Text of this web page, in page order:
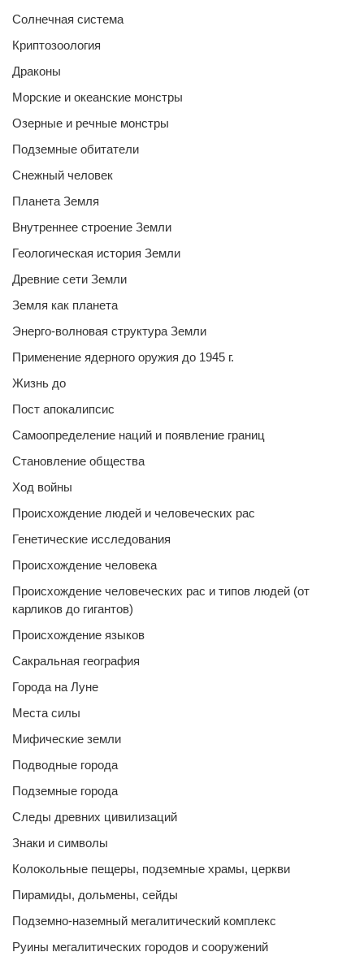
Солнечная система
Криптозоология
Драконы
Морские и океанские монстры
Озерные и речные монстры
Подземные обитатели
Снежный человек
Планета Земля
Внутреннее строение Земли
Геологическая история Земли
Древние сети Земли
Земля как планета
Энерго-волновая структура Земли
Применение ядерного оружия до 1945 г.
Жизнь до
Пост апокалипсис
Самоопределение наций и появление границ
Становление общества
Ход войны
Происхождение людей и человеческих рас
Генетические исследования
Происхождение человека
Происхождение человеческих рас и типов людей (от
карликов до гигантов)
Происхождение языков
Сакральная география
Города на Луне
Места силы
Мифические земли
Подводные города
Подземные города
Следы древних цивилизаций
Знаки и символы
Колокольные пещеры, подземные храмы, церкви
Пирамиды, дольмены, сейды
Подземно-наземный мегалитический комплекс
Руины мегалитических городов и сооружений